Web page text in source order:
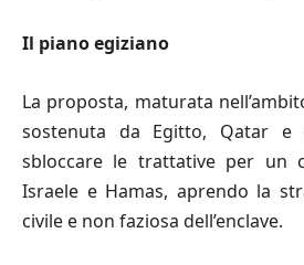
Il piano egiziano
La proposta, maturata
sostenuta da Egitto, Qatar
sbloccare le trattative per un
Israele e Hamas, aprendo la
civile e non faziosa dell’enclave.